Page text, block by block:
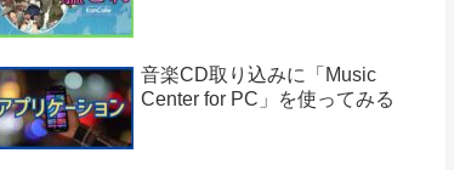
音楽CD取り込みに「Music
Center for PC」を使ってみる